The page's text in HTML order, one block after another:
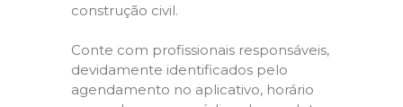
construção civil.
Conte com profissionais responsáveis,
devidamente identificados pelo
agendamento no aplicativo, horário